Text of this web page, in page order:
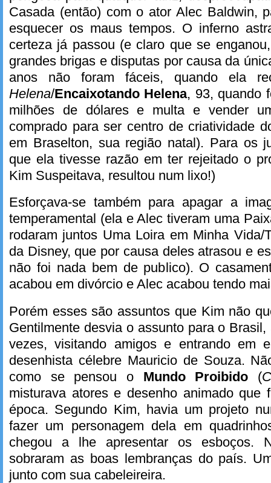
Casada (então) com o ator Alec Baldwin,
esquecer os maus tempos. O inferno
certeza já passou (e claro que se
grandes brigas e disputas por causa da
anos não foram fáceis, quando ela
Helena/Encaixotando Helena, 93, quando
milhões de dólares e multa e vender
comprado para ser centro de criatividade
em Braselton, sua região natal). Para os
que ela tivesse razão em ter rejeitado o
Kim Suspeitava, resultou num lixo!)
Esforçava-se também para apagar a
temperamental (ela e Alec tiveram uma
rodaram juntos Uma Loira em Minha Vida/
da Disney, que por causa deles atrasou e
não foi nada bem de publico). O
acabou em divórcio e Alec acabou tendo
Porém esses são assuntos que Kim não
Gentilmente desvia o assunto para o
vezes, visitando amigos e entrando em
desenhista célebre Mauricio de Souza.
como se pensou o Mundo Proibido (
misturava atores e desenho animado que
época. Segundo Kim, havia um projeto
fazer um personagem dela em
chegou a lhe apresentar os esboços.
sobraram as boas lembranças do país.
junto com sua cabeleireira.